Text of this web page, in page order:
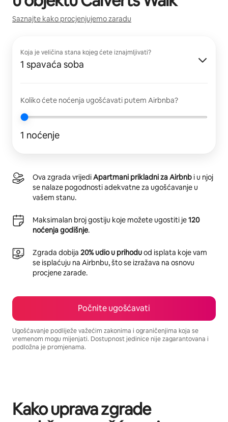
Saznajte kako procjenjujemo zaradu
Koja je veličina stana kojeg ćete iznajmljivati?
1 spavaća soba
Koliko ćete noćenja ugošćavati putem Airbnba?
1 noćenje
Ova zgrada vrijediApartmani prikladni za Airbnb i u njoj
se nalaze pogodnosti adekvatne za ugošćavanje u
vašem stanu.
Maksimalan broj gostiju koje možete ugostiti je120
noćenja godišnje.
Zgrada dobija 20% udio u prihoduod isplata koje vam
se isplaćuju na Airbnbu, što se izražava na osnovu
procjene zarade.
Počnite ugošćavati
Ugošćavanje podliježe važećim zakonima i ograničenjima koja se
vremenom mogu mijenjati. Dostupnost jedinice nije zagarantovana i
podložna je promjenama.
Kako uprava zgrade